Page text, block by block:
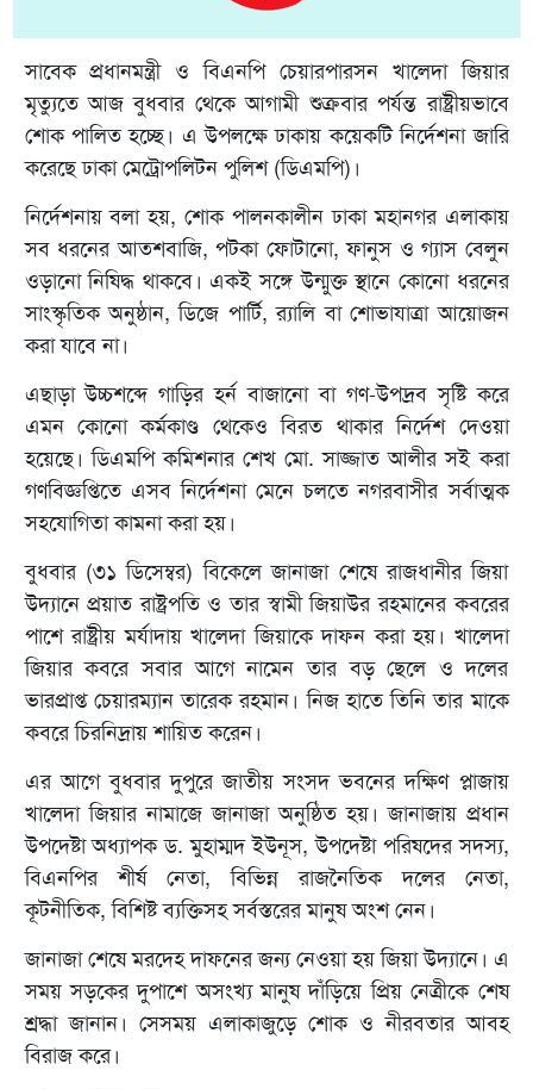
সাবেক প্রধানমন্ত্রী ও বিএনপি চেয়ারপারসন খালেদা জিয়ার
মৃত্যুতে আজ বুধবার থেকে আগামী শুক্রবার পর্যন্ত রাষ্ট্রীয়ভাবে
শোক পালিত হচ্ছে। এ উপলক্ষে ঢাকায় কয়েকটি নির্দেশনা জারি
করেছে ঢাকা মেট্রোপলিটন পুলিশ (ডিএমপি)।
নির্দেশনায় বলা হয়, শোক পালনকালীন ঢাকা মহানগর এলাকায়
সব ধরনের আতশবাজি, পটকা ফোটানো, ফানুস ও গ্যাস বেলুন
ওড়ানো নিষিদ্ধ থাকবে। একই সঙ্গে উন্মুক্ত স্থানে কোনো ধরনের
সাংস্কৃতিক অনুষ্ঠান, ডিজে পার্টি, র‍্যালি বা শোভাযাত্রা আয়োজন
করা যাবে না।
এছাড়া উচ্চশব্দে গাড়ির হর্ন বাজানো বা গণ-উপদ্রব সৃষ্টি করে
এমন কোনো কর্মকাণ্ড থেকেও বিরত থাকার নির্দেশ দেওয়া
হয়েছে। ডিএমপি কমিশনার শেখ মো. সাজ্জাত আলীর সই করা
গণবিজ্ঞপ্তিতে এসব নির্দেশনা মেনে চলতে নগরবাসীর সর্বাত্মক
সহযোগিতা কামনা করা হয়।
বুধবার (৩১ ডিসেম্বর) বিকেলে জানাজা শেষে রাজধানীর জিয়া
উদ্যানে প্রয়াত রাষ্ট্রপতি ও তার স্বামী জিয়াউর রহমানের কবরের
পাশে রাষ্ট্রীয় মর্যাদায় খালেদা জিয়াকে দাফন করা হয়। খালেদা
জিয়ার কবরে সবার আগে নামেন তার বড় ছেলে ও দলের
ভারপ্রাপ্ত চেয়ারম্যান তারেক রহমান। নিজ হাতে তিনি তার মাকে
কবরে চিরনিদ্রায় শায়িত করেন।
এর আগে বুধবার দুপুরে জাতীয় সংসদ ভবনের দক্ষিণ প্লাজায়
খালেদা জিয়ার নামাজে জানাজা অনুষ্ঠিত হয়। জানাজায় প্রধান
উপদেষ্টা অধ্যাপক ড. মুহাম্মদ ইউনূস, উপদেষ্টা পরিষদের সদস্য,
বিএনপির শীর্ষ নেতা, বিভিন্ন রাজনৈতিক দলের নেতা,
কূটনীতিক, বিশিষ্ট ব্যক্তিসহ সর্বস্তরের মানুষ অংশ নেন।
জানাজা শেষে মরদেহ দাফনের জন্য নেওয়া হয় জিয়া উদ্যানে। এ
সময় সড়কের দুপাশে অসংখ্য মানুষ দাঁড়িয়ে প্রিয় নেত্রীকে শেষ
শ্রদ্ধা জানান। সেসময় এলাকাজুড়ে শোক ও নীরবতার আবহ
বিরাজ করে।